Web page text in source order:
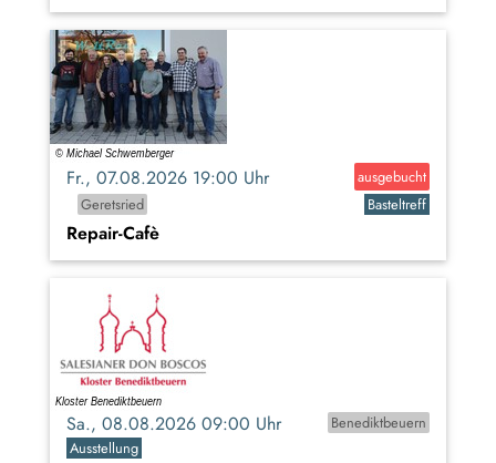
Fr., 07.08.2026 19:00 Uhr
ausgebucht
Geretsried
Basteltreff
Repair-Cafè
Sa., 08.08.2026 09:00 Uhr
Benediktbeuern
Ausstellung